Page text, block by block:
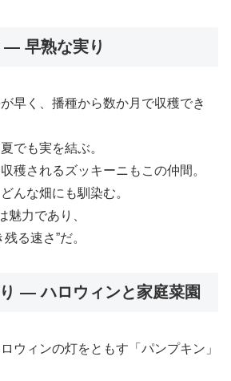
― 早熟な実り
早く、播種から数か月で収穫でき
でも実を結ぶ。
穫されるズッキーニもこの仲間。
んな畑にも馴染む。
魅力であり、
る速さ”だ。
― ハロウィンと家庭菜園
ウィンの灯をともす「パンプキン」